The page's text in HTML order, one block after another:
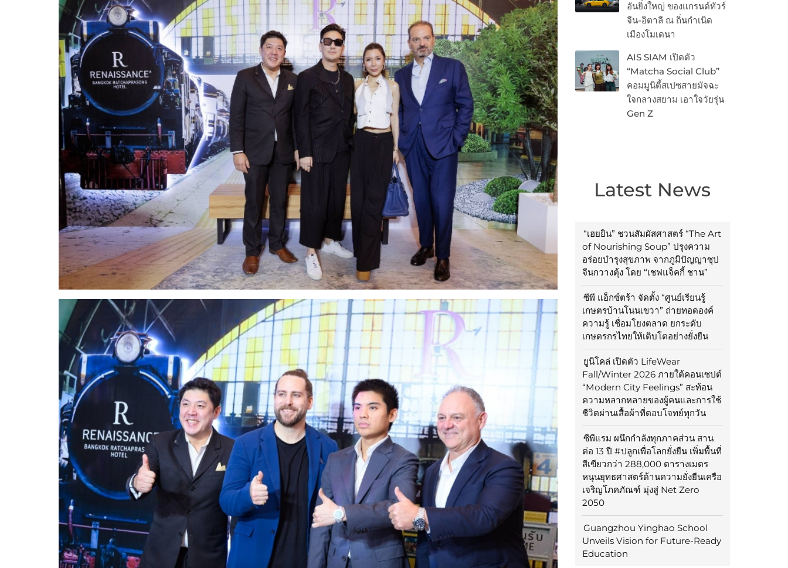
อันยิ่งใหญ่ ของแกรนด์ทัวร์
จีน-อิตาลี ณ ถิ่นกำเนิด
เมืองโมเดนา
AIS SIAM เปิดตัว
“Matcha Social Club”
คอมมูนิตี้สเปซสายมัจฉะ
ใจกลางสยาม เอาใจวัยรุ่น
Gen Z
Latest News
“เฮยยิน” ชวนสัมผัสศาสตร์ “The Art
of Nourishing Soup” ปรุงความ
อร่อยบำรุงสุขภาพ จากภูมิปัญญาซุป
จีนกวางตุ้ง โดย “เชฟแจ็คกี้ ชาน”
ซีพี แอ็กซ์ตร้า จัดตั้ง “ศูนย์เรียนรู้
เกษตรบ้านโนนเขวา” ถ่ายทอดองค์
ความรู้ เชื่อมโยงตลาด ยกระดับ
เกษตรกรไทยให้เติบโตอย่างยั่งยืน
ยูนิโคล่ เปิดตัว LifeWear
Fall/Winter 2026 ภายใต้คอนเซปต์
“Modern City Feelings” สะท้อน
ความหลากหลายของผู้คนและการใช้
ชีวิตผ่านเสื้อผ้าที่ตอบโจทย์ทุกวัน
ซีพีแรม ผนึกกำลังทุกภาคส่วน สาน
ต่อ 13 ปี #ปลูกเพื่อโลกยั่งยืน เพิ่มพื้นที่
สีเขียวกว่า 288,000 ตารางเมตร
หนุนยุทธศาสตร์ด้านความยั่งยืนเครือ
เจริญโภคภัณฑ์ มุ่งสู่ Net Zero
2050
Guangzhou Yinghao School
Unveils Vision for Future-Ready
Education